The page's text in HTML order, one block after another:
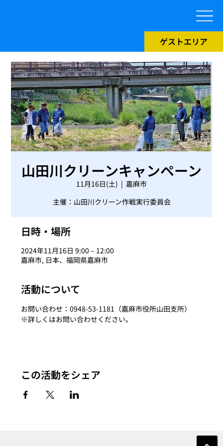
ゲストエリア
山田川クリーンキャンペーン
11月16日(土)
  |
嘉麻市
主催：山田川クリーン作戦実行委員会
日時・場所
2024年11月16日 9:00 – 12:00
嘉麻市, 日本、福岡県嘉麻市
活動について
お問い合わせ：0948-53-1181（嘉麻市役所山田支所）
※詳しくはお問い合わせください。
この活動をシェア